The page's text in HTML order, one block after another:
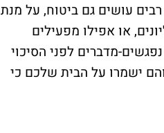
עושים גם ביטוח, על מנת
או אפילו מפעילים
מדברים לפני הסיכוי
ישמרו על הבית שלכם כי